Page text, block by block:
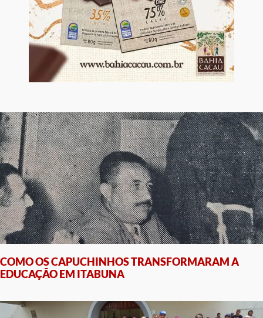
COMO OS CAPUCHINHOS TRANSFORMARAM A
EDUCAÇÃO EM ITABUNA